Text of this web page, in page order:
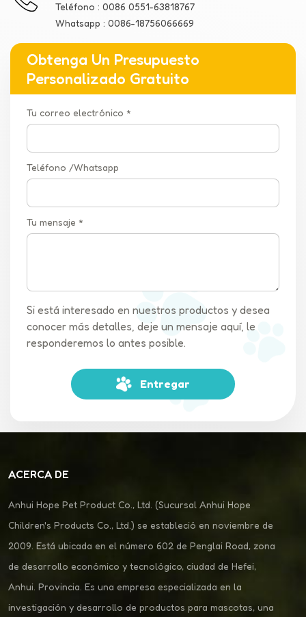
Teléfono : 0086 0551-63818767
Whatsapp : 0086-18756066669
Obtenga Un Presupuesto
Personalizado Gratuito
Tu correo electrónico *
Teléfono /Whatsapp
Tu mensaje *
Si está interesado en nuestros productos y desea
conocer más detalles, deje un mensaje aquí, le
responderemos lo antes posible.
Entregar
ACERCA DE
Anhui Hope Pet Product Co., Ltd. (Sucursal Anhui Hope
Children's Products Co., Ltd.) se estableció en noviembre de
2009. Está ubicada en el número 602 de Penglai Road, zona
de desarrollo económico y tecnológico, ciudad de Hefei,
Anhui. Provincia. Es una empresa especializada en la
investigación y desarrollo de productos para mascotas, una